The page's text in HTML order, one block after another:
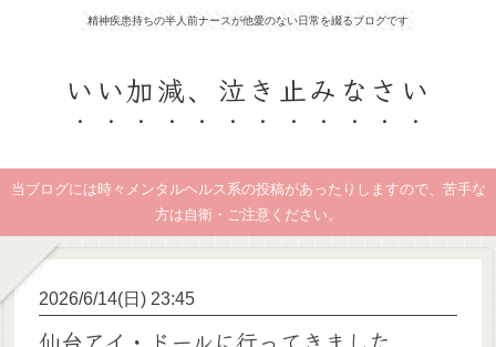
精神疾患持ちの半人前ナースが他愛のない日常を綴るブログです
いい加減、泣き止みなさい
当ブログには時々メンタルヘルス系の投稿があったりしますので、苦手な
方は自衛・ご注意ください。
2026/6/14(日) 23:45